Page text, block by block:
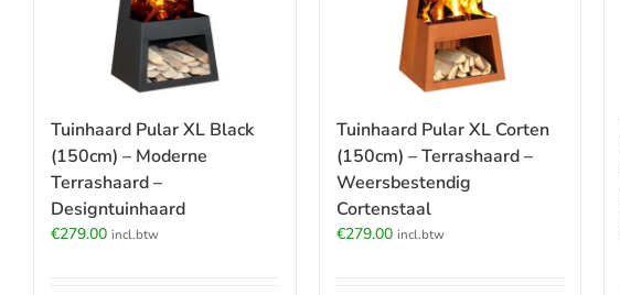
Tuinhaard Pular XL Black
(150cm) – Moderne
Terrashaard –
Designtuinhaard
€279.00 incl.btw
Tuinhaard Pular XL Corten
(150cm) – Terrashaard –
Weersbestendig
Cortenstaal
€279.00 incl.btw